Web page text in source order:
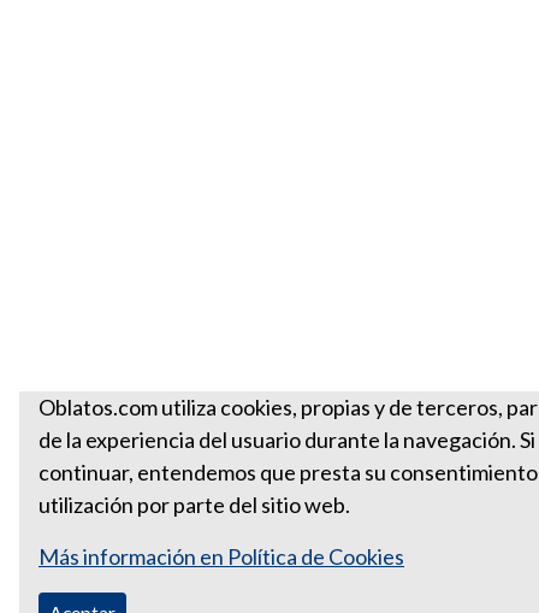
Oblatos.com utiliza cookies, propias y de terceros,
de la experiencia del usuario durante la navegación.
continuar, entendemos que presta su consentimiento
utilización por parte del sitio web.
Más información en Política de Cookies